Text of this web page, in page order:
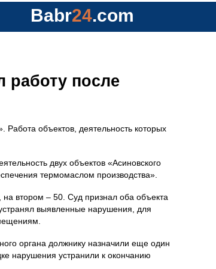
Babr24.com
работу после
объектов, деятельность которых
двух объектов «Асиновского
термомаслом производства».
втором – 50. Суд признал оба объекта
выявленные нарушения, для
органа должнику назначили еще один
нарушения устранили к окончанию